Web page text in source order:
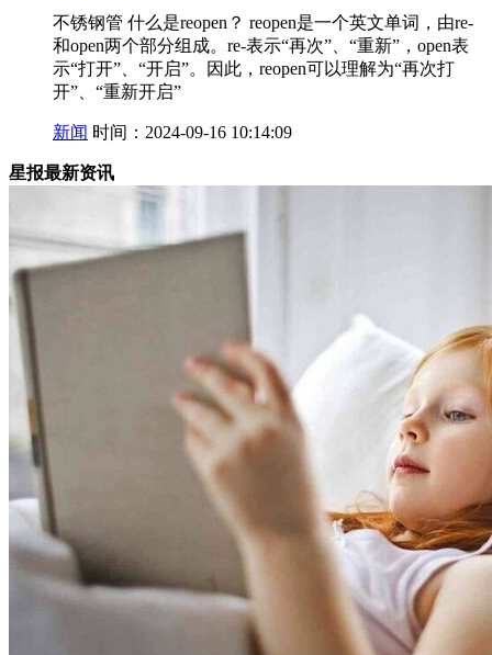
不锈钢管 什么是reopen？ reopen是一个英文单词，由re-
和open两个部分组成。re-表示“再次”、“重新”，open表
示“打开”、“开启”。因此，reopen可以理解为“再次打
开”、“重新开启”
新闻 时间：2024-09-16 10:14:09
星报最新资讯